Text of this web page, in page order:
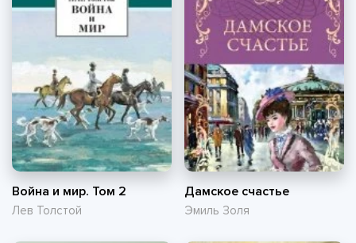
Война и мир. Том 2
Лев Толстой
Дамское счастье
Эмиль Золя